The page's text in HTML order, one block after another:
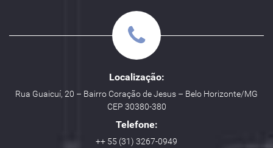
Localização:
Rua Guaicuí, 20 – Bairro Coração de Jesus – Belo Horizonte/MG
CEP 30380-380
Telefone:
++ 55 (31) 3267-0949